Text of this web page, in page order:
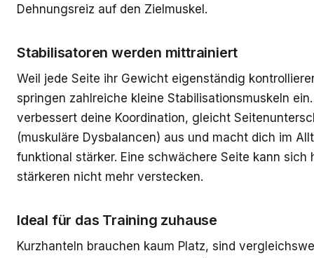
Dehnungsreiz auf den Zielmuskel.
Stabilisatoren werden mittrainiert
Weil jede Seite ihr Gewicht eigenständig
springen zahlreiche kleine Stabilisationsmuskeln
verbessert deine Koordination, gleicht
(muskuläre Dysbalancen) aus und macht dich im
funktional stärker. Eine schwächere Seite kann sich
stärkeren nicht mehr verstecken.
Ideal für das Training zuhause
Kurzhanteln brauchen kaum Platz, sind